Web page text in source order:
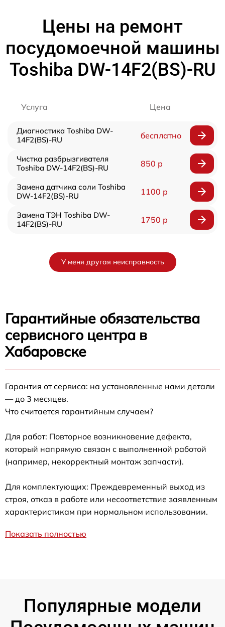
Цены на ремонт
посудомоечной машины
Toshiba DW-14F2(BS)-RU
Услуга Цена
Диагностика Toshiba DW-
14F2(BS)-RU
бесплатно
Чистка разбрызгивателя
Toshiba DW-14F2(BS)-RU
850 р
Замена датчика соли Toshiba
DW-14F2(BS)-RU
1100 р
Замена ТЭН Toshiba DW-
14F2(BS)-RU
1750 р
У меня другая неисправность
Гарантийные обязательства
сервисного центра в
Хабаровске
Гарантия от сервиса: на установленные нами детали
— до 3 месяцев.
Что считается гарантийным случаем?
Для работ: Повторное возникновение дефекта,
который напрямую связан с выполненной работой
(например, некорректный монтаж запчасти).
Для комплектующих: Преждевременный выход из
строя, отказ в работе или несоответствие заявленным
характеристикам при нормальном использовании.
Показать полностью
Популярные модели